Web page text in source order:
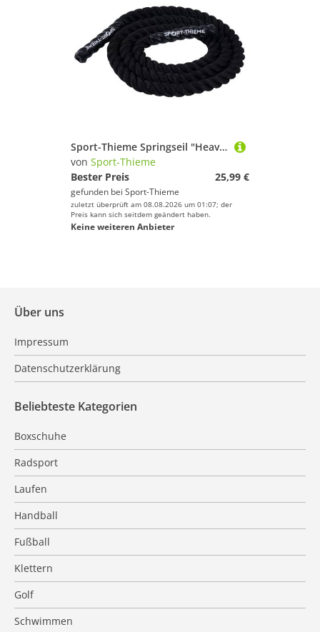
Sport-Thieme Springseil "Heavy", 2,3 kg, 38 mm
von Sport-Thieme
Bester Preis
25,99 €
gefunden bei Sport-Thieme
zuletzt überprüft am 08.08.2026 um 01:07; der
Preis kann sich seitdem geändert haben.
Keine weiteren Anbieter
Über uns
Impressum
Datenschutzerklärung
Beliebteste Kategorien
Boxschuhe
Radsport
Laufen
Handball
Fußball
Klettern
Golf
Schwimmen